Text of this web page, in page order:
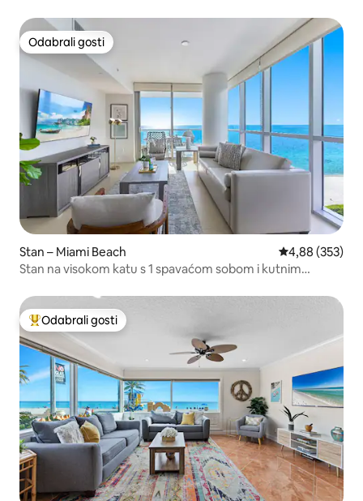
Odabrali gosti
Odabrali gosti
Stan – Miami Beach Prosječna
4,88 (353)
Stan na visokom katu s 1 spavaćom sobom i kutnim
Među najviše rangiranima s oznakom „Odabrali gosti”
Odabrali gosti